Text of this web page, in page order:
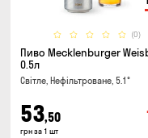
(0)
Пиво Mecklenburger
0.5л
Світле, Нефільтроване, 5.1°
53,50
грн за 1 шт